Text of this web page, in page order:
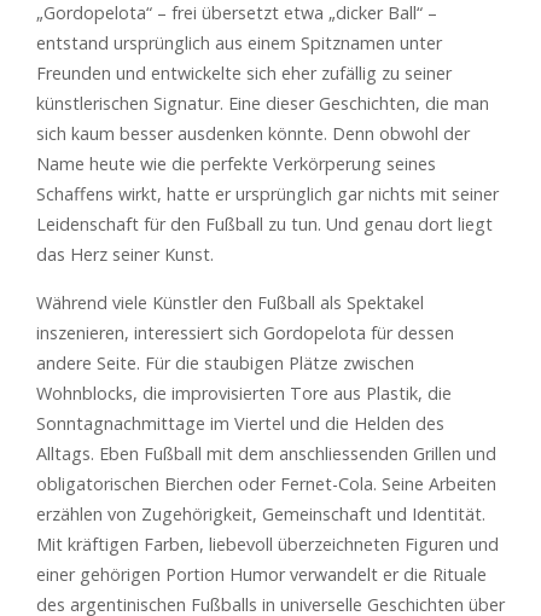
„Gordopelota“ – frei übersetzt etwa „dicker Ball“ –
entstand ursprünglich aus einem Spitznamen unter
Freunden und entwickelte sich eher zufällig zu seiner
künstlerischen Signatur. Eine dieser Geschichten, die man
sich kaum besser ausdenken könnte. Denn obwohl der
Name heute wie die perfekte Verkörperung seines
Schaffens wirkt, hatte er ursprünglich gar nichts mit seiner
Leidenschaft für den Fußball zu tun. Und genau dort liegt
das Herz seiner Kunst.
Während viele Künstler den Fußball als Spektakel
inszenieren, interessiert sich Gordopelota für dessen
andere Seite. Für die staubigen Plätze zwischen
Wohnblocks, die improvisierten Tore aus Plastik, die
Sonntagnachmittage im Viertel und die Helden des
Alltags. Eben Fußball mit dem anschliessenden Grillen und
obligatorischen Bierchen oder Fernet-Cola. Seine Arbeiten
erzählen von Zugehörigkeit, Gemeinschaft und Identität.
Mit kräftigen Farben, liebevoll überzeichneten Figuren und
einer gehörigen Portion Humor verwandelt er die Rituale
des argentinischen Fußballs in universelle Geschichten über